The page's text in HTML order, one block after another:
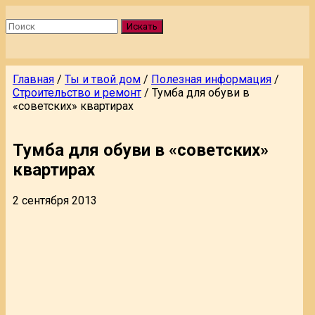
Искать
Главная / Ты и твой дом / Полезная информация /
Строительство и ремонт / Тумба для обуви в
«советских» квартирах
Тумба для обуви в «советских»
квартирах
2 сентября 2013